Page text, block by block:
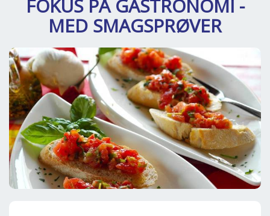
BUCHUNG
VORTRAG
ÜBER UNS
FOKUS PÅ GASTRONOMI -
MED SMAGSPRØVER